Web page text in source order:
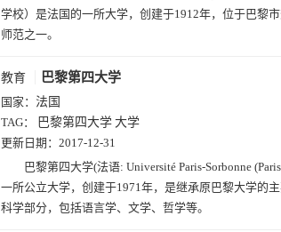
学校）是法国的一所大学，创建于1912年，位于巴黎
师范之一。
教育 巴黎第四大学
国家： 法国
TAG：
巴黎第四大学 大学
更新日期： 2017-12-31
巴黎第四大学(法语: Université Paris-Sorbonne
一所公立大学，创建于1971年，是继承原巴黎大学的
科学部分，包括语言学、文学、哲学等。